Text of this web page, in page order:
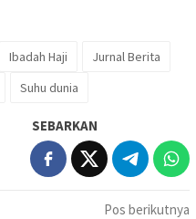
Ibadah Haji
Jurnal Berita
Suhu dunia
SEBARKAN
Pos berikutnya